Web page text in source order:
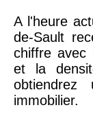
A l'heure
de-Sault
chiffre avec
et la
immobilier.